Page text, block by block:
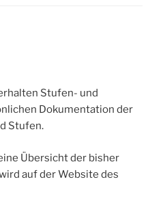
Stufen- und
Dokumentation der
Stufen.
Übersicht der bisher
auf der Website des